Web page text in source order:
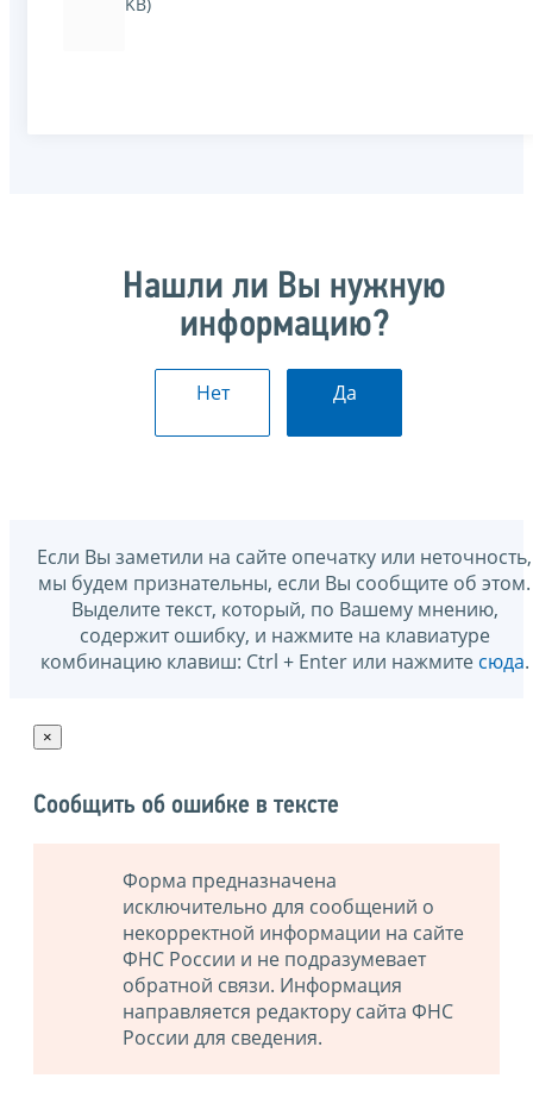
Нашли ли Вы нужную
информацию?
Нет Да
Если Вы заметили на сайте опечатку или неточность,
мы будем признательны, если Вы сообщите об этом.
Выделите текст, который, по Вашему мнению,
содержит ошибку, и нажмите на клавиатуре
комбинацию клавиш: Ctrl + Enter или нажмите сюда.
×
Сообщить об ошибке в тексте
Форма предназначена
исключительно для сообщений о
некорректной информации на сайте
ФНС России и не подразумевает
обратной связи. Информация
направляется редактору сайта ФНС
России для сведения.